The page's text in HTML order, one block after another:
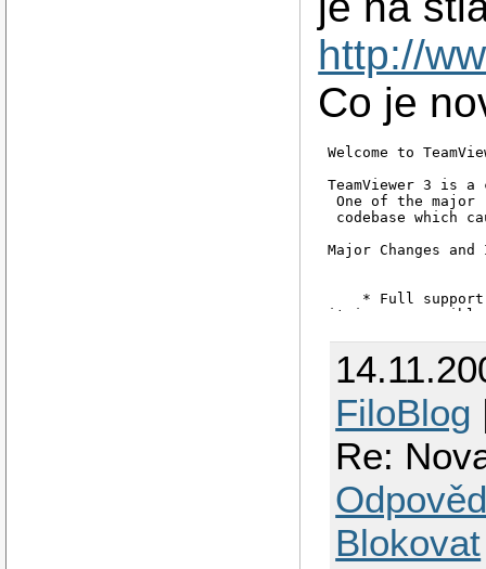
http://
Co je
Welcome to
TeamViewer 3 is
One of the major
codebase which
Major Changes and
* Full
it is now
* TeamViewer
between
* In
* Automatic
* Multi
* Extended
* Improved
* Improved
* Drawback:
versions can be
2.x protocol was
With the
FiloBlog
Re:
Blokovat